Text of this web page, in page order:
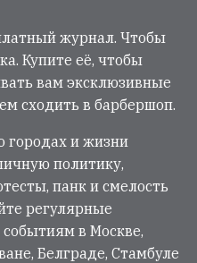
журнал. Чтобы
Купите её, чтобы
вам эксклюзивные
сходить в барбершоп.
городах и жизни
политику,
панк и смелость
регулярные
в Москве,
Белграде, Стамбуле